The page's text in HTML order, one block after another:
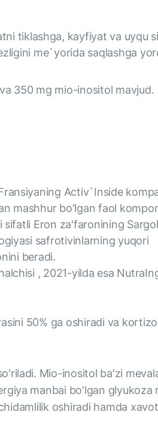
tiklashga, kayfiyat va uyqu
me`yorida saqlashga
350 mg mio-inositol mavjud.
Activ`Inside
mashhur bo'lgan faol
Eron za'faronining
safrotivinlarning yuqori
beradi.
, 2021-yilda esa
50% ga oshiradi va
Mio-inositol ba'zi
manbai bo'lgan
oshiradi hamda